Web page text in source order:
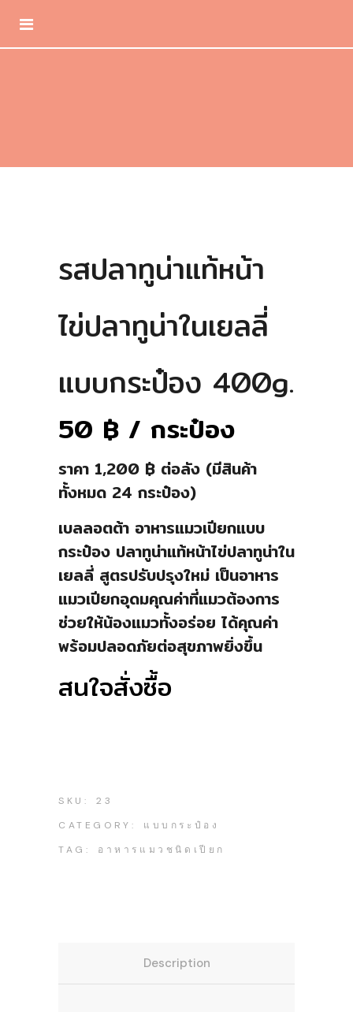
รสปลาทูน่าแท้หน้า
ไข่ปลาทูน่าในเยลลี่
แบบกระป๋อง 400g.
50 ฿ / กระป๋อง
ราคา 1,200 ฿ ต่อลัง (มีสินค้า
ทั้งหมด 24 กระป๋อง)
เบลลอตต้า อาหารแมวเปียกแบบ
กระป๋อง ปลาทูน่าแท้หน้าไข่ปลาทูน่าใน
เยลลี่ สูตรปรับปรุงใหม่ เป็นอาหาร
แมวเปียกอุดมคุณค่าที่แมวต้องการ
ช่วยให้น้องแมวทั้งอร่อย ได้คุณค่า
พร้อมปลอดภัยต่อสุขภาพยิ่งขึ้น
สนใจสั่งซื้อ
SKU:
23
CATEGORY:
แบบกระป๋อง
TAG:
อาหารแมวชนิดเปียก
Description